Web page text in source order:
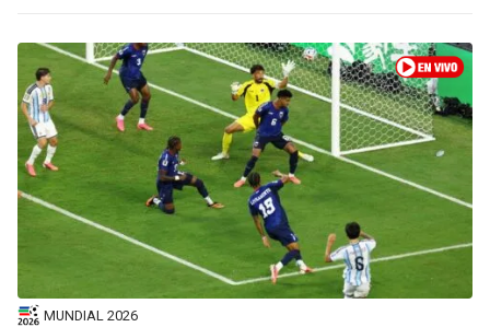
MUNDIAL 2026